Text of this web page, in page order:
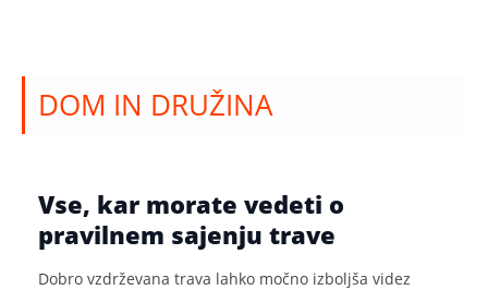
DOM IN DRUŽINA
Vse, kar morate vedeti o
pravilnem sajenju trave
Dobro vzdrževana trava lahko močno izboljša videz